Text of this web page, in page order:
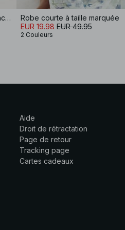
Robe courte en mousseline brodée à manches longues
Robe courte à taille marquée
EUR 19.98 EUR 49.95
2 Couleurs
Aide
Droit de rétractation
Page de retour
Tracking page
Cartes cadeaux